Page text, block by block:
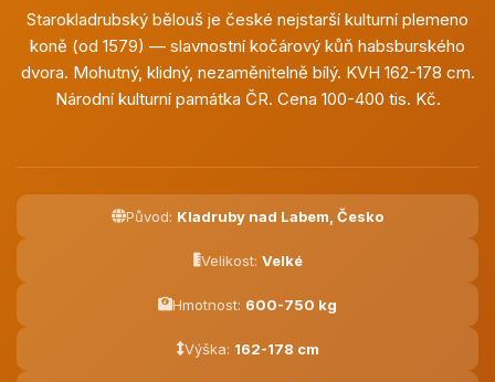
Starokladrubský bělouš je české nejstarší kulturní plemeno
koně (od 1579) — slavnostní kočárový kůň habsburského
dvora. Mohutný, klidný, nezaměnitelně bílý. KVH 162-178 cm.
Národní kulturní památka ČR. Cena 100-400 tis. Kč.
Původ: Kladruby nad Labem, Česko
Velikost: Velké
Hmotnost: 600-750 kg
Výška: 162-178 cm